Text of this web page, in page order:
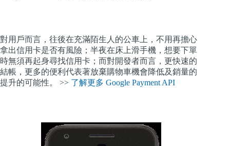
對用戶而言，往後在充滿陌生人的公車上，不用再擔心
拿出信用卡是否有風險；半夜在床上滑手機，想要下單
時無須再起身尋找信用卡；而對開發者而言，更快速的
結帳，更多的便利代表著放棄購物車機會降低及銷量的
提升的可能性。 >> 了解更多 Google Payment API